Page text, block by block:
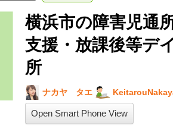
横浜市の障害児通
支援・放課後等デ
所
ナカヤ タエ
Open Smart Phone View